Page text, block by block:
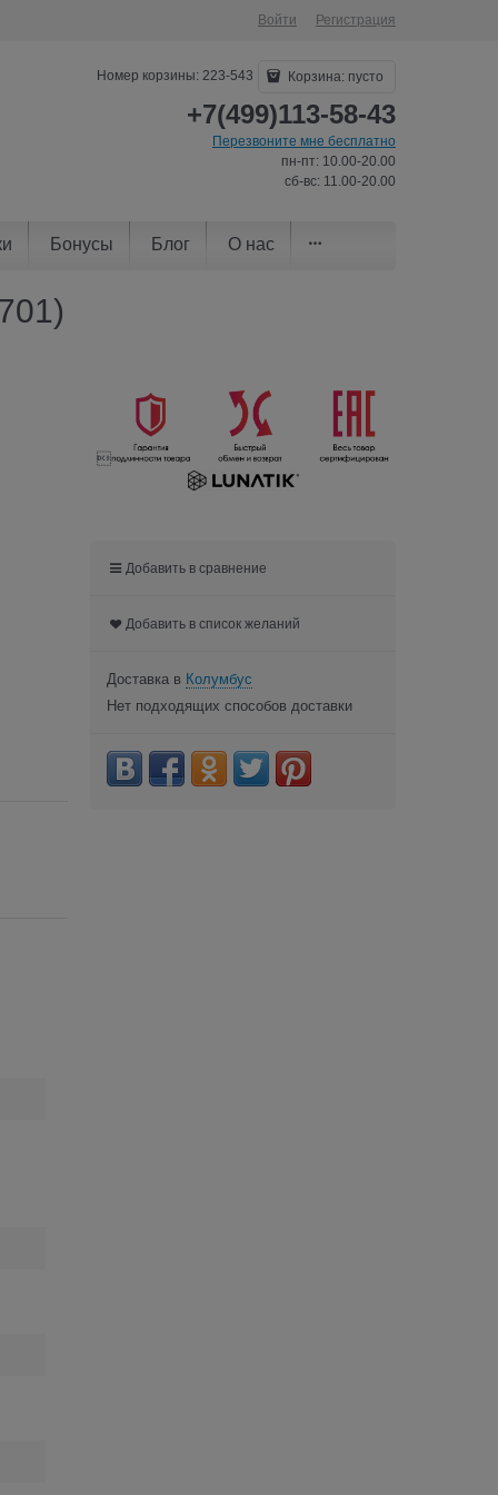
Войти Регистрация
Номер корзины: 223-543 Корзина: пусто
+7(499)113-58-43
Перезвоните мне бесплатно
пн-пт: 10.00-20.00
сб-вс: 11.00-20.00
Бонусы Блог О нас

Добавить в сравнение
Добавить в список желаний
Доставка в Колумбус
Нет подходящих способов доставки